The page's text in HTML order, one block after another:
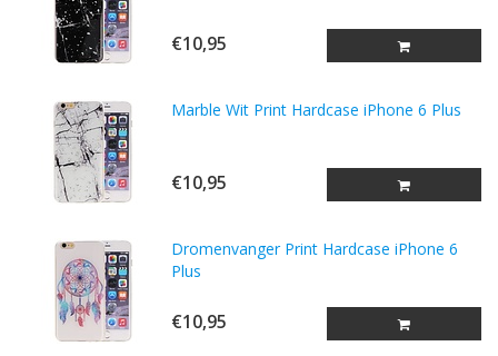
€10,95
Marble Wit Print Hardcase iPhone 6 Plus
€10,95
Dromenvanger Print Hardcase iPhone 6
Plus
€10,95